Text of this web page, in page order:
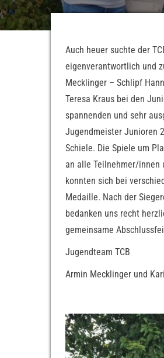
Auch heuer suchte der
eigenverantwortlich und
Mecklinger – Schlipf
Teresa Kraus bei den
spannenden und sehr
Jugendmeister Junioren
Schiele. Die Spiele um
an alle Teilnehmer/innen
konnten sich bei
Medaille. Nach der
bedanken uns recht
gemeinsame
Jugendteam TCB
Armin Mecklinger und